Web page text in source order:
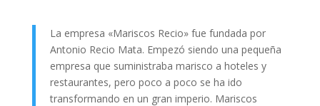
La empresa «Mariscos Recio» fue fundada por
Antonio Recio Mata. Empezó siendo una pequeña
empresa que suministraba marisco a hoteles y
restaurantes, pero poco a poco se ha ido
transformando en un gran imperio. Mariscos